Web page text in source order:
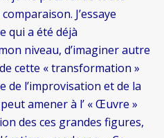
J’essaye
qui a été déjà
niveau, d’imaginer autre
cette « transformation »
de l’improvisation et de la
amener à l’ « Œuvre »
des ces grandes figures,